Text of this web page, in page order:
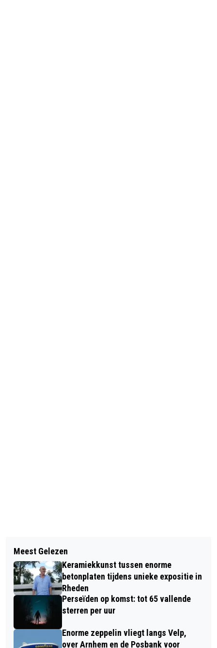
MUZIEK MAKEN .... JE BENT ALTIJD
JONG GENOEG BIJ DHO
'WARM WELKOM' IN CENTRUM VELP
OP ZATERDAG 16 DECEMBER 2023
Meest Gelezen
Keramiekkunst tussen enorme
betonplaten tijdens unieke expositie in
Rheden
Perseïden op komst: tot 65 vallende
sterren per uur
Enorme zeppelin vliegt langs Velp,
over Arnhem en de Posbank voor